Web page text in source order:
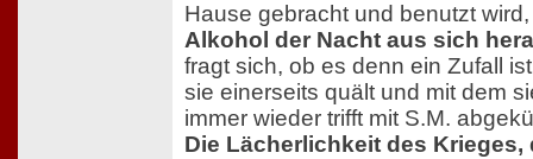
Hause gebracht und benutzt
Alkohol der Nacht aus sich
fragt sich, ob es denn ein Zufall
sie einerseits quält und mit dem
immer wieder trifft mit S.M.
Die Lächerlichkeit des